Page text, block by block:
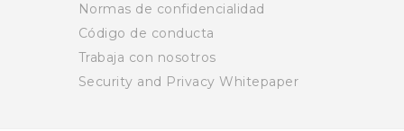
Normas de confidencialidad
Código de conducta
Trabaja con nosotros
Security and Privacy Whitepaper